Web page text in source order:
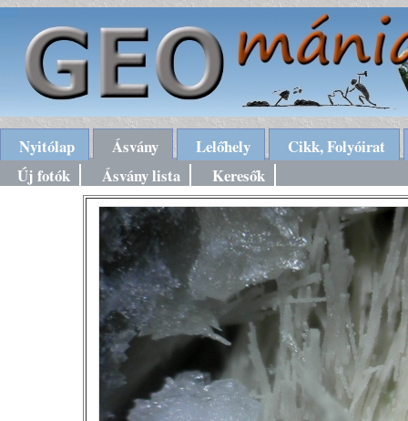
Nyitólap Ásvány Lelőhely
Cikk, Folyóirat
Új fotók
Ásvány lista Keresők